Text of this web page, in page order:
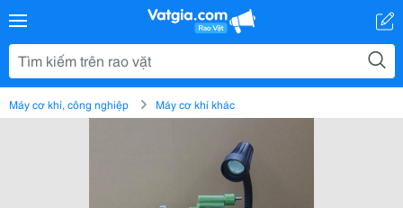
Máy cơ khí, công nghiệp Máy cơ khí khác